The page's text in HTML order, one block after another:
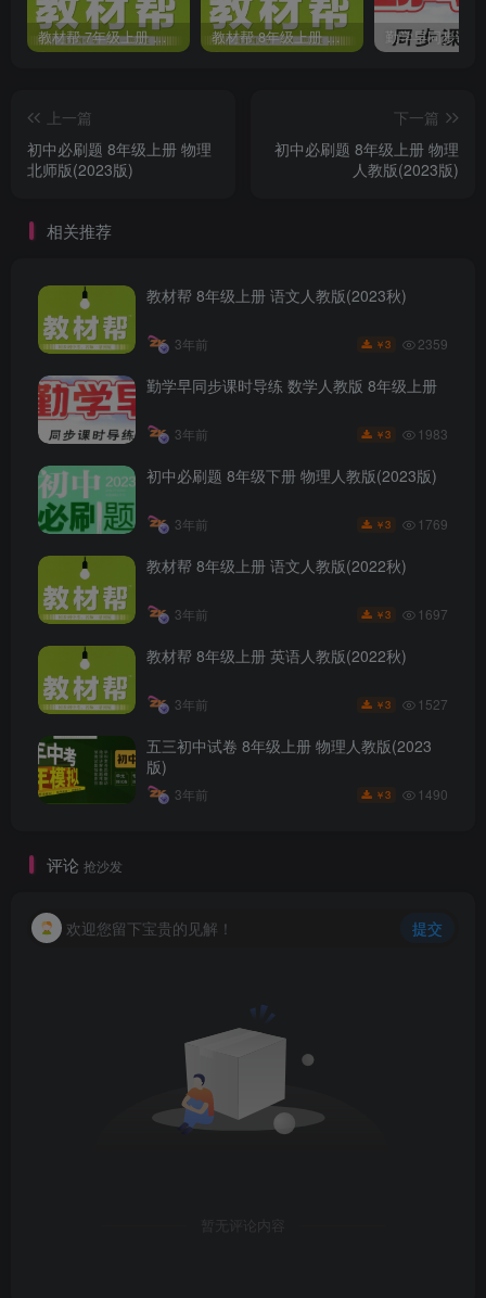
教材帮 7年级上册 语文人教版(2023秋) 教材帮 8年级上册 语文人教版(2023秋)
上一篇
初中必刷题 8年级上册 物理
北师版(2023版)
下一篇
初中必刷题 8年级上册 物理
人教版(2023版)
相关推荐
教材帮 8年级上册 语文人教版(2023秋)
3年前 ￥3 2359
勤学早同步课时导练 数学人教版 8年级上册
3年前 ￥3 1983
初中必刷题 8年级下册 物理人教版(2023版)
3年前 ￥3 1769
教材帮 8年级上册 语文人教版(2022秋)
3年前 ￥3 1697
教材帮 8年级上册 英语人教版(2022秋)
3年前 ￥3 1527
五三初中试卷 8年级上册 物理人教版(2023
版)
3年前 ￥3 1490
评论 抢沙发
欢迎您留下宝贵的见解！ 提交
暂无评论内容